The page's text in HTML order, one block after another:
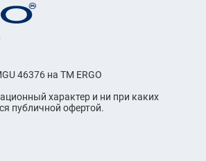
46376 на ТМ ERGO
характер и ни при каких
публичной офертой.